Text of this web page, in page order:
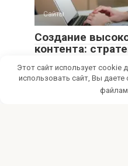
Сайты
Создание
контента:
Откройте, почему
слова, а фундамент
Этот сайт использует cookie
использовать сайт, Вы даете